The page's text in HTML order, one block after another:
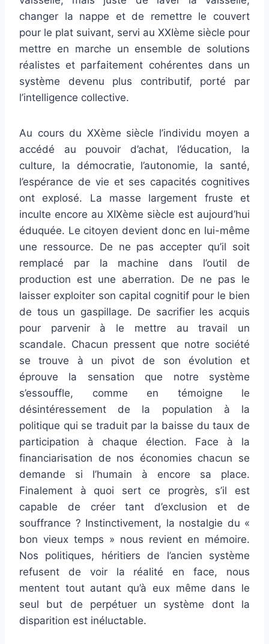
changer la nappe et de remettre le couvert
pour le plat suivant, servi au XXIème siècle pour
mettre en marche un ensemble de solutions
réalistes et parfaitement cohérentes dans un
système devenu plus contributif, porté par
l’intelligence collective.
Au cours du XXème siècle l’individu moyen a
accédé au pouvoir d’achat, l’éducation, la
culture, la démocratie, l’autonomie, la santé,
l’espérance de vie et ses capacités cognitives
ont explosé. La masse largement fruste et
inculte encore au XIXème siècle est aujourd’hui
éduquée. Le citoyen devient donc en lui-même
une ressource. De ne pas accepter qu’il soit
remplacé par la machine dans l’outil de
production est une aberration. De ne pas le
laisser exploiter son capital cognitif pour le bien
de tous un gaspillage. De sacrifier les acquis
pour parvenir à le mettre au travail un
scandale. Chacun pressent que notre société
se trouve à un pivot de son évolution et
éprouve la sensation que notre système
s’essouffle, comme en témoigne le
désintéressement de la population à la
politique qui se traduit par la baisse du taux de
participation à chaque élection. Face à la
financiarisation de nos économies chacun se
demande si l’humain à encore sa place.
Finalement à quoi sert ce progrès, s’il est
capable de créer tant d’exclusion et de
souffrance ? Instinctivement, la nostalgie du «
bon vieux temps » nous revient en mémoire.
Nos politiques, héritiers de l’ancien système
refusent de voir la réalité en face, nous
mentent tout autant qu’à eux même dans le
seul but de perpétuer un système dont la
disparition est inéluctable.